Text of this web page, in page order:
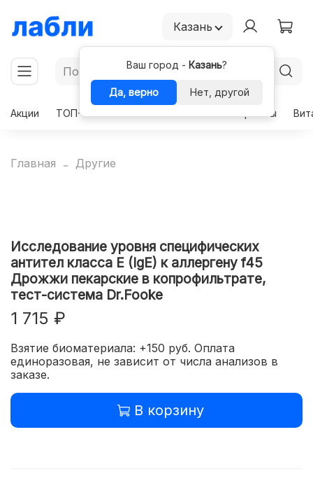
Казань
Ваш город - Казань?
Да, верно
Нет, другой
Акции
ТОП-50 Гормоны
Главная Другие
Исследование уровня специфических
антител класса E (IgE) к аллергену f45
Дрожжи пекарские в копрофильтрате,
тест-система Dr.Fooke
1 715 ₽
Взятие биоматериала: +150 руб. Оплата
единоразовая, не зависит от числа анализов в
заказе.
В корзину